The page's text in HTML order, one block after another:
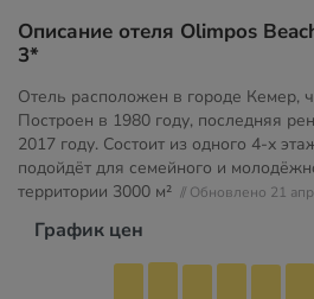
Описание отеля Olimpos
3*
Отель расположен в городе Кемер,
Построен в 1980 году, последняя
2017 году. Состоит из одного 4-х
подойдёт для семейного и
территории 3000 м² // Обновлено 21
График цен